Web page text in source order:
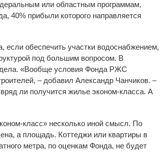
или областным программам,
40% прибыли которого направляется
если обеспечить участки водоснабжением,
под большим вопросом. В
«Вообще условия Фонда РЖС
– добавил Александр Чанчиков. –
ли получится жилье эконом-класса. А
класс» несколько иной смысл. По
а площадь. Коттеджи или квартиры в
метра, по оценкам Фонда, не будет